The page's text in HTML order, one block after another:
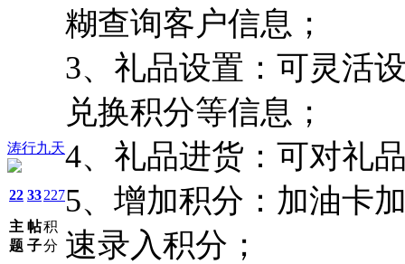
涛行九天
22
主
题
33
帖
子
227
积
分
糊查询客户信息；
3、礼品设置：可灵活
兑换积分等信息；
4、礼品进货：可对礼
5、增加积分：加油卡
速录入积分；